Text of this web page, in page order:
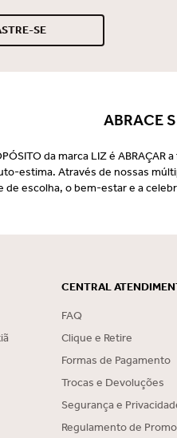
SE
ABRACE
da marca LIZ é
estima. Através de nossas
de escolha, o bem-estar e a
CENTRAL
FAQ
Clique e Retire
Formas de Pagamento
Trocas e Devoluções
Segurança e
Regulamento de